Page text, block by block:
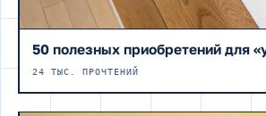
50 полезных приобретений для
24 ТЫС. ПРОЧТЕНИЙ